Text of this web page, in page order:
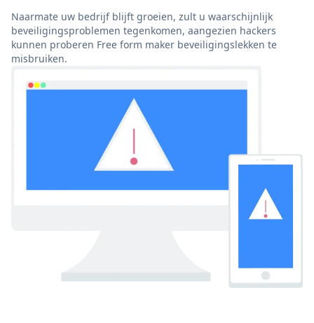
Naarmate uw bedrijf blijft groeien, zult u waarschijnlijk
beveiligingsproblemen tegenkomen, aangezien hackers
kunnen proberen Free form maker beveiligingslekken te
misbruiken.